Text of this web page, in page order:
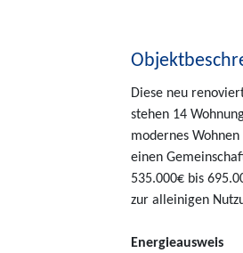
Diese neu
stehen 14
modernes
einen
535.000€ bis
zur alleinigen
Energieausweis